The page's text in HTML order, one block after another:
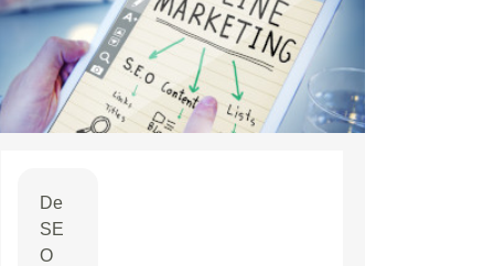
De
SE
O